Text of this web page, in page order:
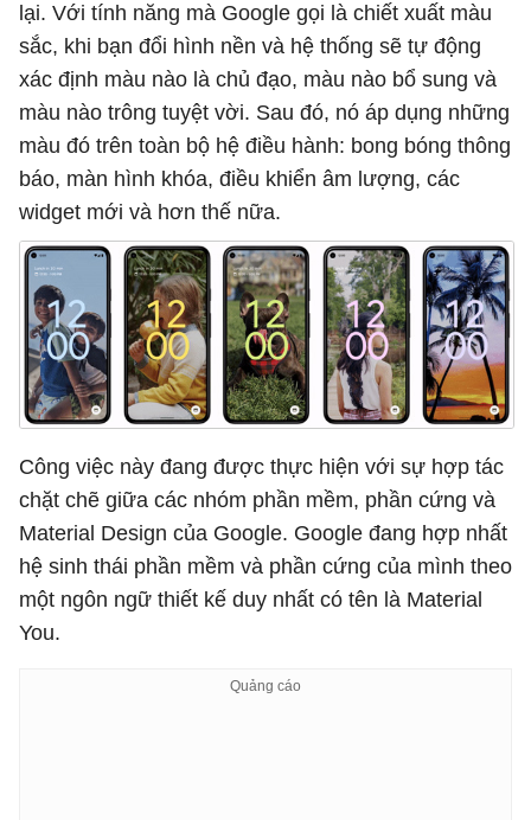
lại. Với tính năng mà Google gọi là chiết xuất màu
sắc, khi bạn đổi hình nền và hệ thống sẽ tự động
xác định màu nào là chủ đạo, màu nào bổ sung và
màu nào trông tuyệt vời. Sau đó, nó áp dụng những
màu đó trên toàn bộ hệ điều hành: bong bóng thông
báo, màn hình khóa, điều khiển âm lượng, các
widget mới và hơn thế nữa.
Công việc này đang được thực hiện với sự hợp tác
chặt chẽ giữa các nhóm phần mềm, phần cứng và
Material Design của Google. Google đang hợp nhất
hệ sinh thái phần mềm và phần cứng của mình theo
một ngôn ngữ thiết kế duy nhất có tên là Material
You.